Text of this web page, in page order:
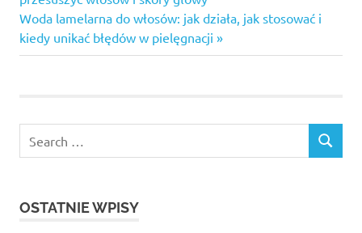
wpisu
Next
Post:
Woda lamelarna do włosów: jak działa, jak stosować i
kiedy unikać błędów w pielęgnacji
OSTATNIE WPISY